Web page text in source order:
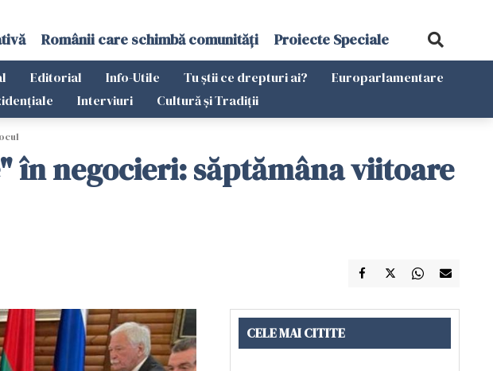
Românii care schimbă comunități Proiecte Speciale
Editorial Info-Utile Tu știi ce drepturi ai?
Europarlamentare
Interviuri Cultură și Tradiții
în negocieri: săptămâna viitoare
CELE MAI CITITE